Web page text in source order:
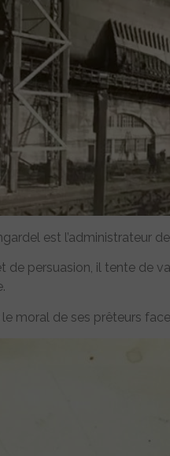
est l’administrateur
de persuasion, il tente de
le moral de ses prêteurs